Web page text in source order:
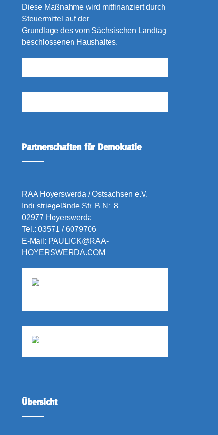
Diese Maßnahme wird mitfinanziert durch
Steuermittel auf der
Grundlage des vom Sächsischen Landtag
beschlossenen Haushaltes.
Partnerschaften für Demokratie
RAA Hoyerswerda / Ostsachsen e.V.
Industriegelände Str. B Nr. 8
02977 Hoyerswerda
Tel.: 03571 / 6079706
E-Mail: PAULICK@RAA-
HOYERSWERDA.COM
Übersicht